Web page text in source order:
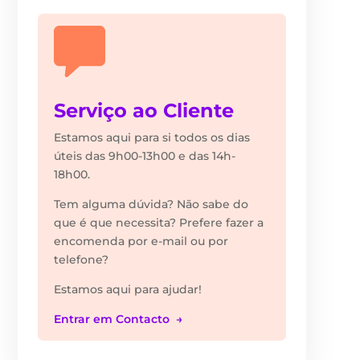
Serviço ao Cliente
Estamos aqui para si todos os dias
úteis das 9h00-13h00 e das 14h-
18h00.
Tem alguma dúvida? Não sabe do
que é que necessita? Prefere fazer a
encomenda por e-mail ou por
telefone?
Estamos aqui para ajudar!
Entrar em Contacto →